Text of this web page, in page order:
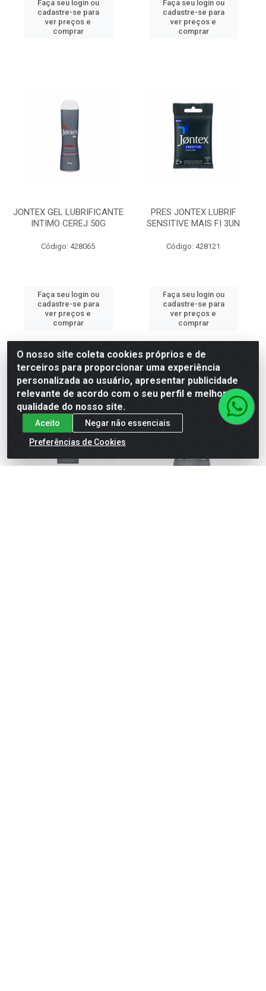
Faça seu login ou
cadastre-se para
ver preços e
comprar
Faça seu login ou
cadastre-se para
ver preços e
comprar
JONTEX GEL LUBRIFICANTE
INTIMO CEREJ 50G
Código: 428065
Faça seu login ou
cadastre-se para
ver preços e
comprar
PRES JONTEX LUBRIF
SENSITIVE MAIS FI 3UN
Código: 428121
Faça seu login ou
cadastre-se para
ver preços e
comprar
O nosso site coleta cookies próprios e de
terceiros para proporcionar uma experiência
personalizada ao usuário, apresentar publicidade
relevante de acordo com o seu perfil e melhorar a
qualidade do nosso site.
Aceito
Negar não essenciais
Preferências de Cookies